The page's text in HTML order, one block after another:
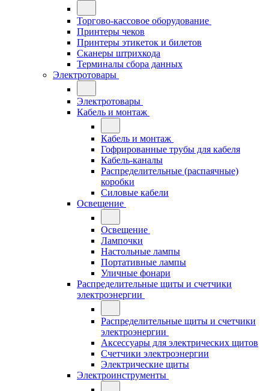
Торгово-кассовое оборудование
Принтеры чеков
Принтеры этикеток и билетов
Сканеры штрихкода
Терминалы сбора данных
Электротовары
Электротовары
Кабель и монтаж
Кабель и монтаж
Гофрированные трубы для кабеля
Кабель-каналы
Распределительные (распаячные)
коробки
Силовые кабели
Освещение
Освещение
Лампочки
Настольные лампы
Портативные лампы
Уличные фонари
Распределительные щиты и счетчики
электроэнергии
Распределительные щиты и счетчики
электроэнергии
Аксессуары для электрических щитов
Счетчики электроэнергии
Электрические щиты
Электроинструменты